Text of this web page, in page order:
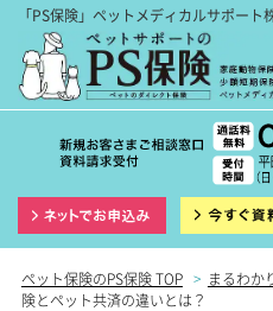
「PS保険」ペットメディカルサポート
インターネッ
ペット保険のPS保険 TOP > まるわか
険とペット共済の違いとは？